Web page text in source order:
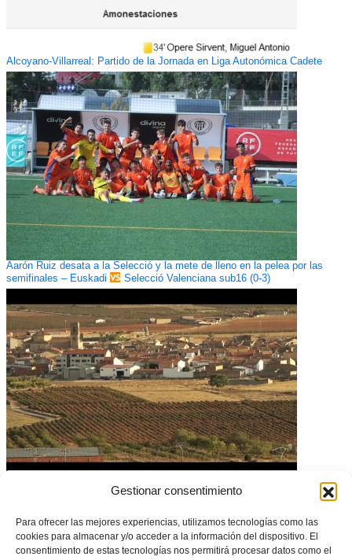
Gestionar consentimiento
Para ofrecer las mejores experiencias, utilizamos tecnologías como las
cookies para almacenar y/o acceder a la información del dispositivo. El
consentimiento de estas tecnologías nos permitirá procesar datos como el
Alcoyano-Villarreal: Partido de la Jornada en Liga Autonómica Cadete
Aarón Ruiz desata a la Selecció y la mete de lleno en la pelea por las
semifinales – Euskadi
Selecció Valenciana sub16 (0-3)
| REPORTAJE | Camporrobles, 25 años como cuna del fútbol Valenta